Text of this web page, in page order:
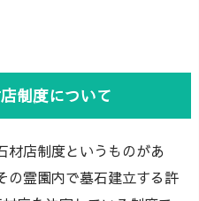
制度について
材店制度というものがあ
の霊園内で墓石建立する許